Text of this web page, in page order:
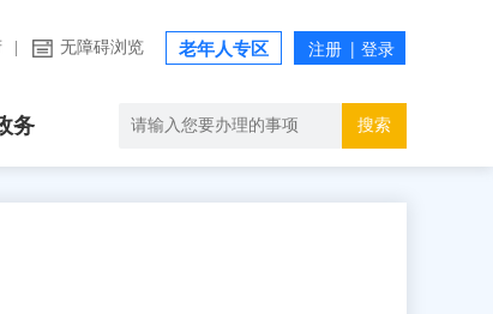
无障碍浏览 老年人专区
务 搜索